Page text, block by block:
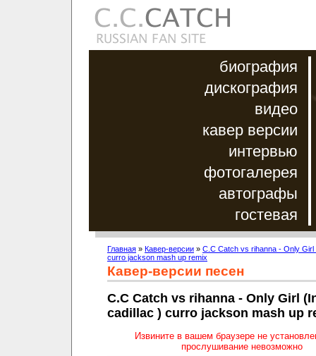
биография
дискография
видео
кавер версии
интервью
фотогалерея
автографы
гостевая
Главная » Кавер-версии » C.C Catch vs rihanna - Only Girl
curro jackson mash up remix
Кавер-версии песен
C.C Catch vs rihanna - Only Girl
cadillac ) curro jackson mash up
Извините в вашем браузере не
прослушивание невозможно